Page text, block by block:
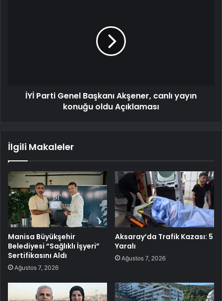
İYİ Parti Genel Başkanı Akşener, canlı yayın
konuğu oldu Açıklaması
İlgili Makaleler
Manisa Büyükşehir
Belediyesi “Sağlıklı İşyeri”
Sertifikasını Aldı
Ağustos 7, 2026
Aksaray’da Trafik Kazası: 5
Yaralı
Ağustos 7, 2026